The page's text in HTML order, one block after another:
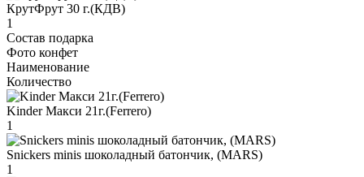
КрутФрут 30 г.(КДВ)
1
Состав подарка
Фото конфет
Наименование
Количество
Kinder Макси 21г.(Ferrero)
1
Snickers minis шоколадный батончик, (MARS)
1